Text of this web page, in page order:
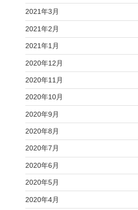
2021年3月
2021年2月
2021年1月
2020年12月
2020年11月
2020年10月
2020年9月
2020年8月
2020年7月
2020年6月
2020年5月
2020年4月